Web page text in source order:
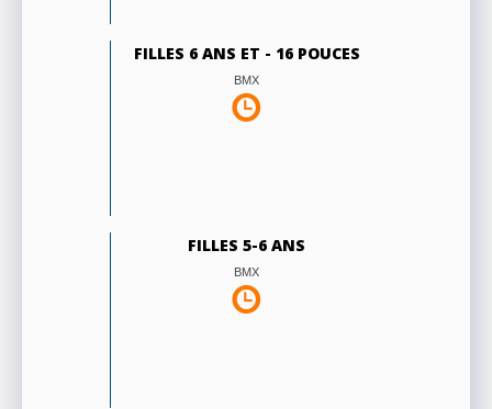
FILLES 6 ANS ET - 16 POUCES
BMX
FILLES 5-6 ANS
BMX